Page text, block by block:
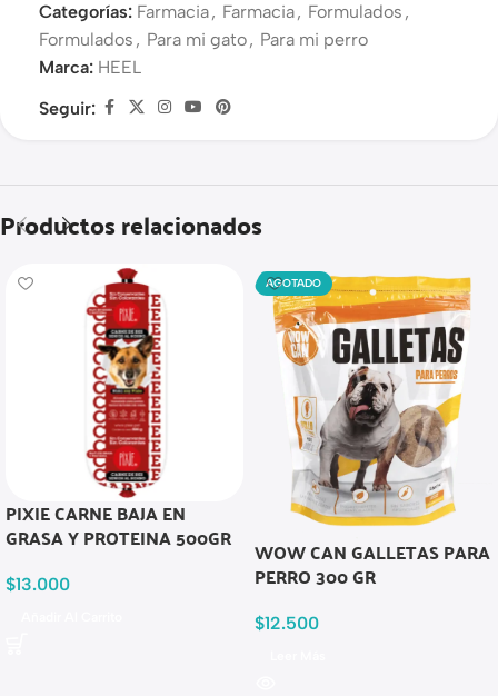
Categorías: Farmacia, Farmacia, Formulados ,
Formulados , Para mi gato, Para mi perro
Marca: HEEL
Seguir:
Productos relacionados
PIXIE CARNE BAJA EN
GRASA Y PROTEINA 500GR
$13.000
AGOTADO
WOW CAN GALLETAS PARA
PERRO 300 GR
$12.500